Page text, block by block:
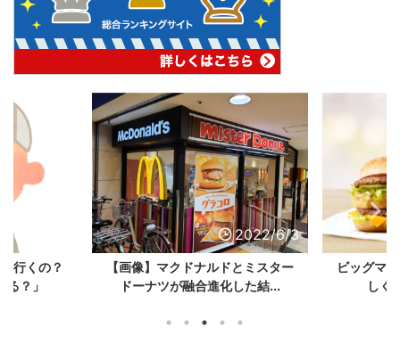
2022/6/3
行くの？
？」
2022/6/3
【画像】マクドナルドとミスター
ドーナツが融合進化した結...
ビッグマ
しく